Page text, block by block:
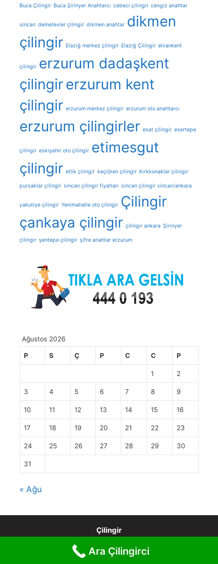
Buca Çilingir Buca Şirinyer Anahtarcı cebeci çilingir cengiz anahtar
sincan demetevler çilingir dikmen anahtar dikmen
çilingir Elazığ merkez çilingir Elazığ Çilingir elvankent
çilingir erzurum dadaşkent
çilingirerzurum kent
çilingir erzurum merkez çilingir erzurum oto anahtarcı
erzurum çilingirler esat çilingir esertepe
çilingir eskişehir oto çilingir etimesgut
çilingir etlik çilingir keçiören çilingir Kırkkonaklar çilingir
pursaklar çilingir sincan çilingir fiyatları sincan çilingir sincan/ankara
yakutiye çilingir Yenimahalle oto çilingir Çilingir
çankaya çilingir çilingir ankara Şirinyer
çilingir şentepe çilingir şifre anahtar erzurum
Ağustos 2026
P S Ç P C C P
1 2
3 4 5 6 7 8 9
10 11 12 13 14 15 16
17 18 19 20 21 22 23
24 25 26 27 28 29 30
31
« Ağu
Çilingir
© 2026 Türkiye Çilingir 4440193• Built with
Ara Çilingirci